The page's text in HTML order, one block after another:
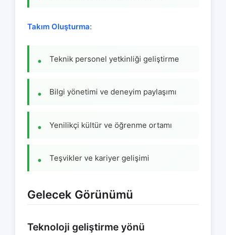
Takım Oluşturma:
Teknik personel yetkinliği geliştirme
Bilgi yönetimi ve deneyim paylaşımı
Yenilikçi kültür ve öğrenme ortamı
Teşvikler ve kariyer gelişimi
Gelecek Görünümü
Teknoloji geliştirme yönü